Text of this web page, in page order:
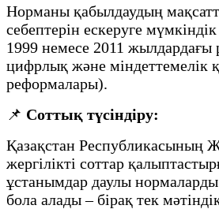
Норманы қабылдаудың
себептерін ескеруге
1999 немесе 2011 жылдардағы
цифрлық және міндеттемелік
реформалары).
📌 Соттық түсіндіру:
Қазақстан Республикасының
жергілікті соттар
ұстанымдар даулы нормаларды
бола алады – бірақ тек